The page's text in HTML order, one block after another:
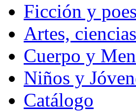
Ficción y
Artes,
Cuerpo y
Niños y
Catálogo